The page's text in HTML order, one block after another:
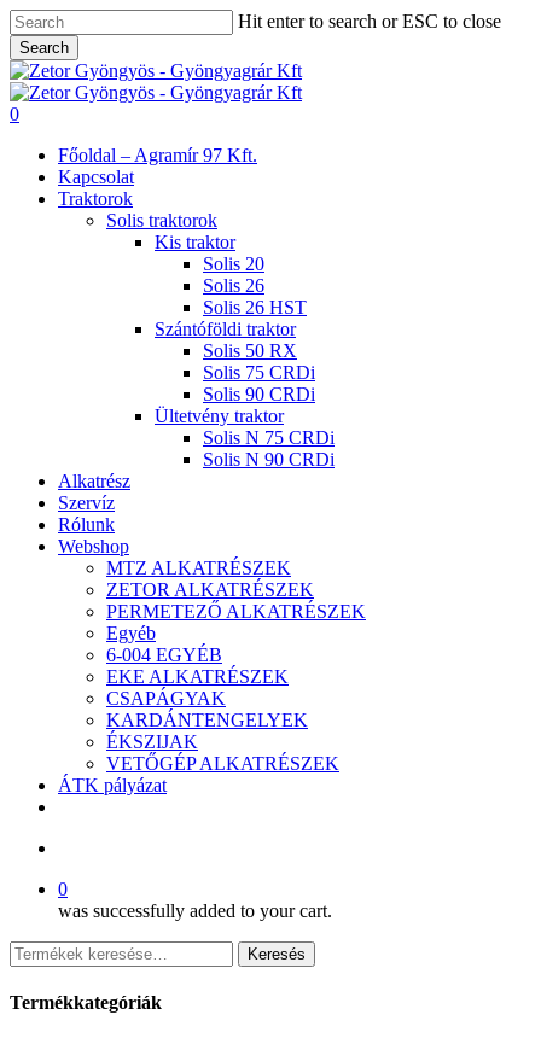
Skip
to
main
content
Hit enter to search or ESC to close
Search
Close
Search
search
0
Főoldal – Agramír 97 Kft.
Kapcsolat
Traktorok
Solis traktorok
Kis traktor
Solis 20
Solis 26
Solis 26 HST
Szántóföldi traktor
Solis 50 RX
Solis 75 CRDi
Solis 90 CRDi
Ültetvény traktor
Solis N 75 CRDi
Solis N 90 CRDi
Alkatrész
Szervíz
Rólunk
Webshop
MTZ ALKATRÉSZEK
ZETOR ALKATRÉSZEK
PERMETEZŐ ALKATRÉSZEK
Egyéb
6-004 EGYÉB
EKE ALKATRÉSZEK
CSAPÁGYAK
KARDÁNTENGELYEK
ÉKSZIJAK
VETŐGÉP ALKATRÉSZEK
ÁTK pályázat
0
was successfully added to your cart.
Keresés
a
következőre:
Keresés
Termékkategóriák